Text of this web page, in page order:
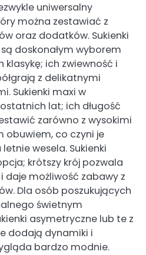
uniwersalny
można zestawiać z
oraz dodatków. Sukienki
doskonałym wyborem
ich zwiewność i
z delikatnymi
Sukienki maxi w
lat; ich długość
zarówno z wysokimi
obuwiem, co czyni je
wesela. Sukienki
krótszy krój pozwala
daje możliwość zabawy z
Dla osób poszukujących
świetnym
asymetryczne lub te z
dodają dynamiki i
bardzo modnie.